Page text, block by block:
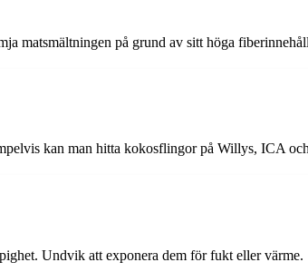
matsmältningen på grund av sitt höga
kan man hitta kokosflingor på Willys, ICA
Undvik att exponera dem för fukt eller värme.